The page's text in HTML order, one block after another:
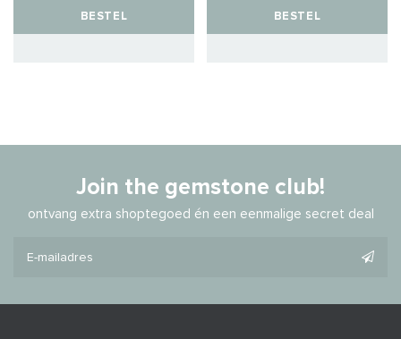
BESTEL BESTEL
Join the gemstone club!
ontvang extra shoptegoed én een eenmalige secret deal